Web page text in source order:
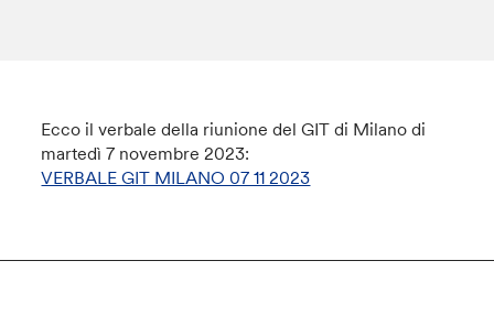
Ecco il verbale della riunione del GIT di Milano di
martedì 7 novembre 2023:
VERBALE GIT MILANO 07 11 2023